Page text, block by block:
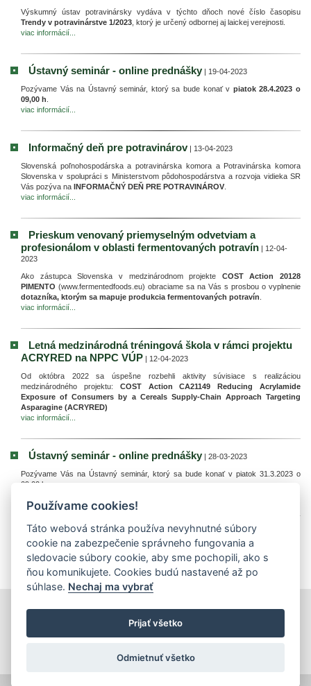
Výskumný ústav potravinársky vydáva v týchto dňoch nové číslo časopisu
Trendy v potravinárstve 1/2023 , ktorý je určený odbornej aj laickej verejnosti.
viac informácií...
Ústavný seminár - online prednášky | 19-04-2023
Pozývame Vás na Ústavný seminár, ktorý sa bude konať v piatok 28.4.2023 o
09,00 h
viac informácií...
Informačný deň pre potravinárov| 13-04-2023
Slovenská poľnohospodárska a potravinárska komora a Potravinárska komora
Slovenska v spolupráci s Ministerstvom pôdohospodárstva a rozvoja vidieka SR
Vás pozýva na INFORMAČNÝ DEŇ PRE POTRAVINÁROV
viac informácií...
Prieskum venovaný priemyselným odvetviam a
profesionálom v oblasti fermentovaných potravín | 12-04-
2023
Ako zástupca Slovenska v medzinárodnom projekte COST Action 20128
PIMENTO (www.fermentedfoods.eu) obraciame sa na Vás s prosbou o vyplnenie
dotazníka, ktorým sa mapuje produkcia fermentovaných potravín
viac informácií...
Letná medzinárodná tréningová škola v rámci projektu
ACRYRED na NPPC VÚP | 12-04-2023
Od októbra 2022 sa úspešne rozbehli aktivity súvisiace s realizáciou
medzinárodného projektu: COST Action CA21149 Reducing Acrylamide
Exposure of Consumers by a Cereals Supply-Chain Approach Targeting
Asparagine (ACRYRED)
viac informácií...
Ústavný seminár - online prednášky | 28-03-2023
Pozývame Vás na Ústavný seminár, ktorý sa bude konať v piatok 31.3.2023 o
09,00 h.
« ‹ 3 4 5 6 7 8 9 10 11 12
Copyright © 2026 Správca obsahu - Výskumný ústav potravinársky,
Priemyselná 4, 821 08 Bratislava
Používame cookies!
Táto webová stránka používa nevyhnutné súbory
cookie na zabezpečenie správneho fungovania a
sledovacie súbory cookie, aby sme pochopili, ako s
ňou komunikujete. Cookies budú nastavené až po
súhlase. Nechaj ma vybrať
Prijať všetko
Odmietnuť všetko